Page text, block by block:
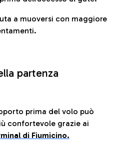
a muoversi con maggiore
partenza
prima del volo può
confortevole grazie ai
di Fiumicino.